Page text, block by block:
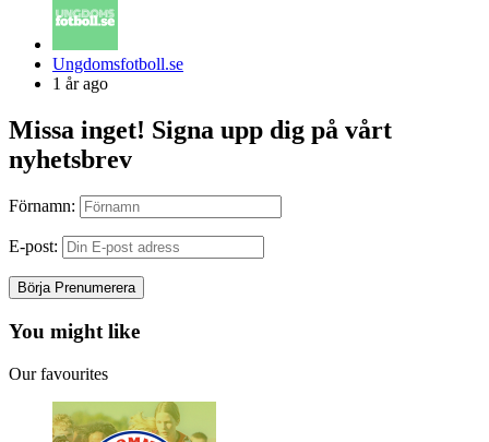
Posted
by
Ungdomsfotboll.se
1 år ago
Missa inget! Signa upp dig på vårt
nyhetsbrev
Förnamn:
E-post:
You might like
Our favourites